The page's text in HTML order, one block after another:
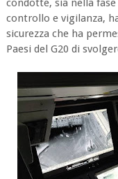
condotte, sia nella
controllo e vigilanza,
sicurezza che ha
Paesi del G20 di